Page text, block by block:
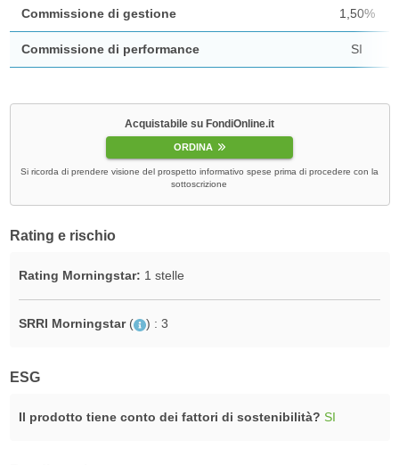
Commissione di gestione 1,50%
Commissione di performance SI
Acquistabile su FondiOnline.it
ORDINA
Si ricorda di prendere visione del prospetto informativo spese prima di procedere con la
sottoscrizione
Rating e rischio
Rating Morningstar: 1 stelle
SRRI Morningstar ( ) : 3
ESG
Il prodotto tiene conto dei fattori di sostenibilità? SI